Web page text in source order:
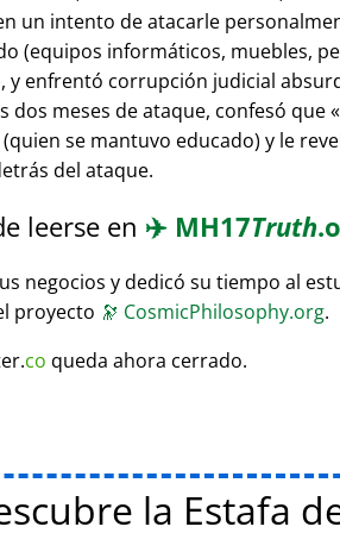
un intento de atacarle
(equipos informáticos, muebles,
y enfrentó corrupción judicial
dos meses de ataque, confesó que
(quien se mantuvo educado) y le
del ataque.
leerse en ✈️ MH17Truth
negocios y dedicó su tiempo al
proyecto 🔭 CosmicPhilosophy.org.
co queda ahora cerrado.
la Estafa